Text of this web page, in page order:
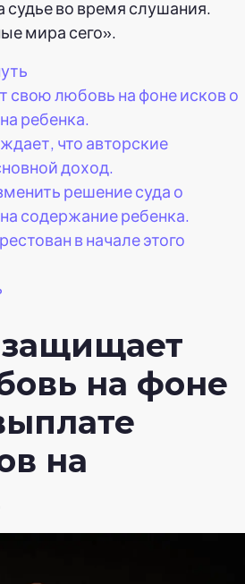
судье во время слушания.
мира сего».
свою любовь на фоне исков о
ребенка.
что авторские
доход.
решение суда о
содержание ребенка.
в начале этого
на фоне
на